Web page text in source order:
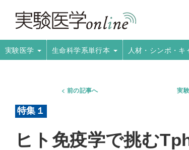
実験医学 生命科学系単行本 人材・シンポ・キ
前の記事へ
実
ヒト免疫学で挑む